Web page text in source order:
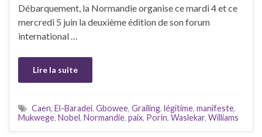
Débarquement, la Normandie organise ce mardi 4 et ce
mercredi 5 juin la deuxième édition de son forum
international …
Lire la suite
Caen, El-Baradei, Gbowee, Grailing, légitime, manifeste,
Mukwege, Nobel, Normandie, paix, Porin, Waslekar, Williams